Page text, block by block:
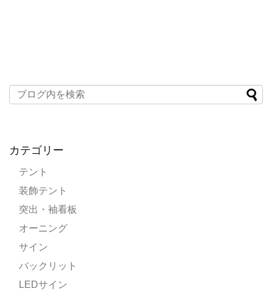
カテゴリー
テント
装飾テント
突出・袖看板
オーニング
サイン
バックリット
LEDサイン